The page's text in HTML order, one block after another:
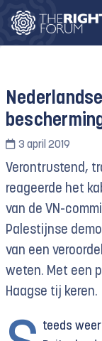
3 april 2019
Verontrustend,
reageerde het
van de VN-
Palestijnse
van een
weten. Met een
Haagse tij keren.
teeds